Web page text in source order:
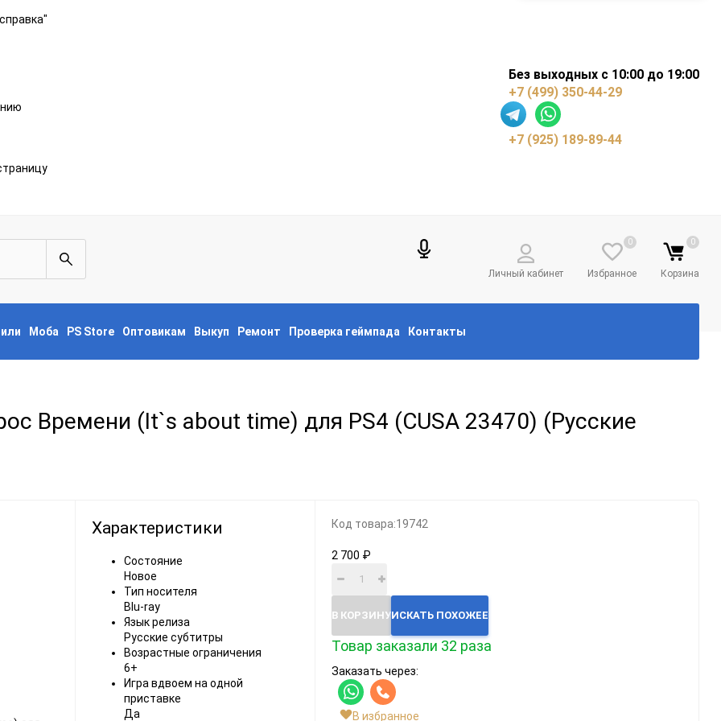
Без выходных с 10:00 до 19:00
+7 (499) 350-44-29
+7 (925) 189-89-44
Личный кабинет Избранное
0
Корзина
0
Microsoft Xbox Microsoft Xbox Геймпады
Фигурки
Шлемы, рули
Эл.книги / планшеты
Моба PS Store Оптовикам Выкуп Ремонт Проверка геймпада Контакты
Времени (It`s about time) для PS4 (CUSA 23470) (Русские
Характеристики
Состояние
Новое
Тип носителя
Blu-ray
Язык релиза
Русские субтитры
Возрастные ограничения
6+
Игра вдвоем на одной
приставке
Да
Код товара:19742
2 700 ₽
В КОРЗИНУИСКАТЬ ПОХОЖЕЕ
Товар заказали 32 раза
Заказать через:
В избранное